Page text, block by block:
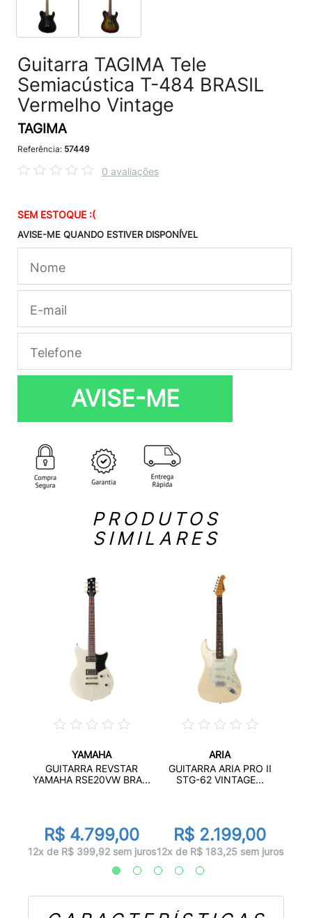
Guitarra TAGIMA Tele
Semiacústica T-484 BRASIL
Vermelho Vintage
TAGIMA
Referência: 57449
0 avaliações
SEM ESTOQUE :(
AVISE-ME QUANDO ESTIVER DISPONÍVEL
AVISE-ME
PRODUTOS
SIMILARES
YAMAHA
GUITARRA REVSTAR
YAMAHA RSE20VW BRA...
R$ 4.799,00
12x de R$ 399,92 sem juros
ARIA
GUITARRA ARIA PRO II
STG-62 VINTAGE...
R$ 2.199,00
12x de R$ 183,25 sem juros